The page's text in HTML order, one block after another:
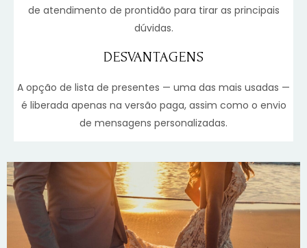
de atendimento de prontidão para tirar as principais
dúvidas.
DESVANTAGENS
A opção de lista de presentes — uma das mais usadas —
é liberada apenas na versão paga, assim como o envio
de mensagens personalizadas.